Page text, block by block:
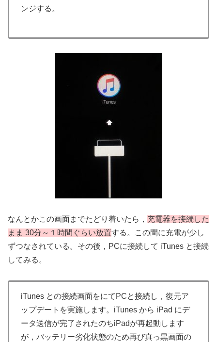
ンジする。
なんとかこの画面までたどり着いたら， 充電器を接続した
まま 30分～１時間ぐらい放置する。この間に充電が少し
ずつなされている。その後，PCに接続して iTunes と接続
してみる。
iTunes との接続画面をにてPCと接続し，復元ア
ップデートを実施します。iTunes から iPad にデ
ータ送信が完了されたのちiPadが再起動します
が，バッテリー劣化状態のため再び真っ黒画面の